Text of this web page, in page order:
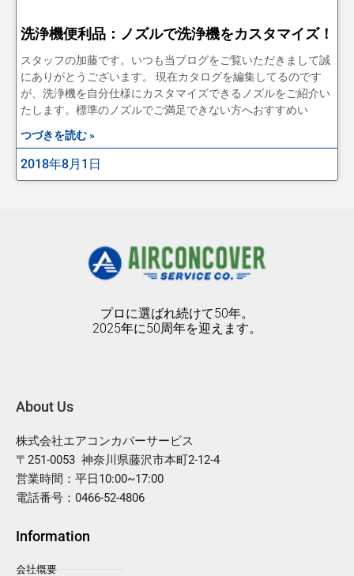
洗浄機便利品：ノズルで洗浄機をカスタマイズ！
スタッフの加藤です。いつも当ブログをご覧いただきまして誠
にありがとうございます。 現在カタログを編集してるのです
が、洗浄機を自分仕様にカスタマイズできるノズルをご紹介い
たします。標準のノズルでご満足できない方へおすすめい
つづきを読む »
2018年8月1日
プロに選ばれ続けて50年。
2025年に50周年を迎えます。
About Us
株式会社エアコンカバーサービス
〒251-0053 神奈川県藤沢市本町2-12-4
営業時間：平日10:00~17:00
電話番号：0466-52-4806
Information
会社概要